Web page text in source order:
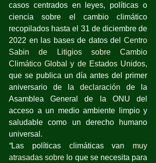
casos centrados en leyes, políticas o
ciencia sobre el cambio climático
recopilados hasta el 31 de diciembre de
2022 en las bases de datos del Centro
Sabin de Litigios sobre Cambio
Climático Global y de Estados Unidos,
que se publica un día antes del primer
aniversario de la declaración de la
Asamblea General de la ONU del
acceso a un medio ambiente limpio y
saludable como un derecho humano
universal.
“Las políticas climáticas van muy
atrasadas sobre lo que se necesita para